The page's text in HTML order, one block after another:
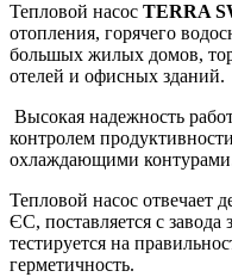
Тепловой насос TERRA
отопления, горячего
большых жилых домов,
отелей и офисных зданий.
Высокая надежность
контролем
охлаждающими
Тепловой насос отвечает
ЄС, поставляется с
тестируется на
герметичность.